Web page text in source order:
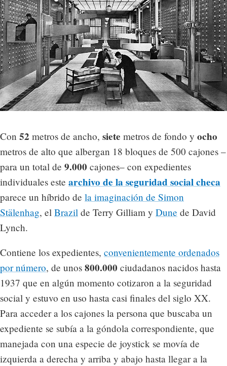
Con 52 metros de ancho, siete metros de fondo y ocho
metros de alto que albergan 18 bloques de 500 cajones –
para un total de 9.000 cajones– con expedientes
individuales este archivo de la seguridad social checa
parece un híbrido de la imaginación de Simon
Stälenhag, el Brazil de Terry Gilliam y Dune de David
Lynch.
Contiene los expedientes, convenientemente ordenados
por número, de unos 800.000 ciudadanos nacidos hasta
1937 que en algún momento cotizaron a la seguridad
social y estuvo en uso hasta casi finales del siglo XX.
Para acceder a los cajones la persona que buscaba un
expediente se subía a la góndola correspondiente, que
manejada con una especie de joystick se movía de
izquierda a derecha y arriba y abajo hasta llegar a la